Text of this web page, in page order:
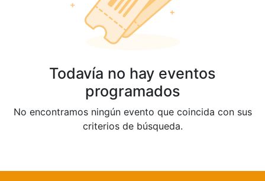
Todavía no hay eventos
programados
No encontramos ningún evento que coincida con sus
criterios de búsqueda.